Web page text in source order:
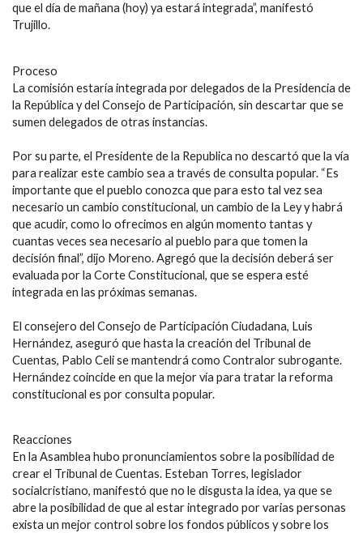
que el día de mañana (hoy) ya estará integrada”, manifestó
Trujillo.
Proceso
La comisión estaría integrada por delegados de la Presidencia de
la República y del Consejo de Participación, sin descartar que se
sumen delegados de otras instancias.
Por su parte, el Presidente de la Republica no descartó que la vía
para realizar este cambio sea a través de consulta popular. “Es
importante que el pueblo conozca que para esto tal vez sea
necesario un cambio constitucional, un cambio de la Ley y habrá
que acudir, como lo ofrecimos en algún momento tantas y
cuantas veces sea necesario al pueblo para que tomen la
decisión final”, dijo Moreno. Agregó que la decisión deberá ser
evaluada por la Corte Constitucional, que se espera esté
integrada en las próximas semanas.
El consejero del Consejo de Participación Ciudadana, Luis
Hernández, aseguró que hasta la creación del Tribunal de
Cuentas, Pablo Celi se mantendrá como Contralor subrogante.
Hernández coincide en que la mejor vía para tratar la reforma
constitucional es por consulta popular.
Reacciones
En la Asamblea hubo pronunciamientos sobre la posibilidad de
crear el Tribunal de Cuentas. Esteban Torres, legislador
socialcristiano, manifestó que no le disgusta la idea, ya que se
abre la posibilidad de que al estar integrado por varias personas
exista un mejor control sobre los fondos públicos y sobre los